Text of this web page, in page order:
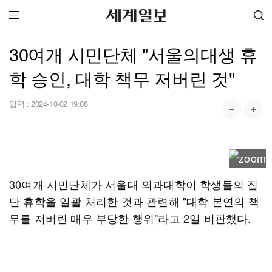
30여개 시민단체 "서울의대생 휴
학 승인, 대학 책무 저버린 것"
입력 : 2024-10-02 19:08
30여개 시민단체가 서울대 의과대학이 학생들의 집
단 휴학을 일괄 처리한 것과 관련해 "대학 본연의 책
무를 저버린 매우 부당한 행위"라고 2일 비판했다.